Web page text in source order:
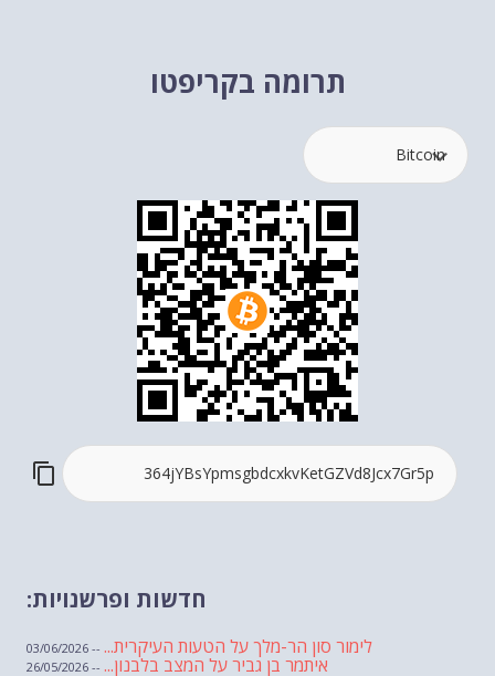
תרומה בקריפטו
חדשות ופרשנויות:
לימור סון הר-מלך על הטעות העיקרית... -- 03/06/2026
איתמר בן גביר על המצב בלבנון... -- 26/05/2026